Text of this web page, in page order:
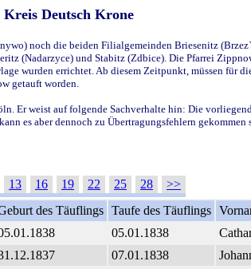
Deutsch Krone
noch die beiden Filialgemeinden Briesenitz
(Nadarzyce) und Stabitz (Zdbice). Die Pfarrei
wurden errichtet. Ab diesem Zeitpunkt, müssen für
getauft worden.
Er weist auf folgende Sachverhalte hin: Die
es aber dennoch zu Übertragungsfehlern
13 16 19 22 25 28
>>
des Täuflings Taufe des Täuflings
05.01.1838
07.01.1838